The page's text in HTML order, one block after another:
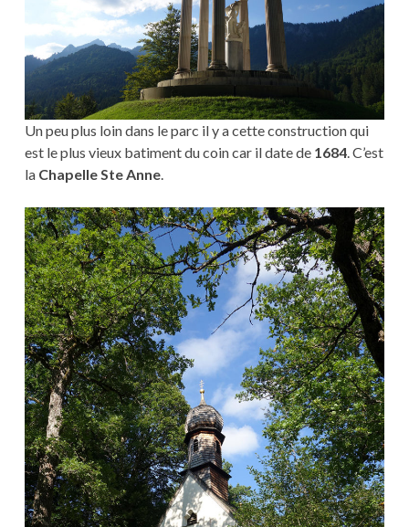
Un peu plus loin dans le parc il y a cette construction qui
est le plus vieux batiment du coin car il date de 1684. C’est
la Chapelle Ste Anne.